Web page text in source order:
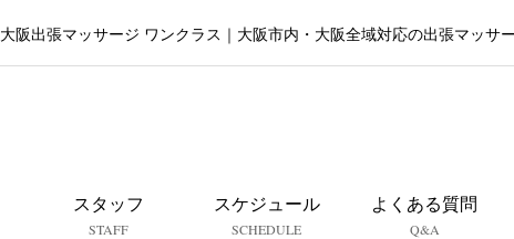
大阪出張マッサージ ワンクラス｜大阪市内・大阪全域対応の出張マッサ
スタッフ
STAFF
スケジュール
SCHEDULE
よくある質問
Q&A